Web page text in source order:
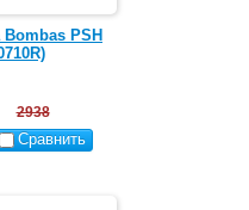
PSH
2938
Сравнить